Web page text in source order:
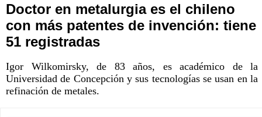
Doctor en metalurgia es el chileno
con más patentes de invención: tiene
51 registradas
Igor Wilkomirsky, de 83 años, es académico de la
Universidad de Concepción y sus tecnologías se usan en la
refinación de metales.